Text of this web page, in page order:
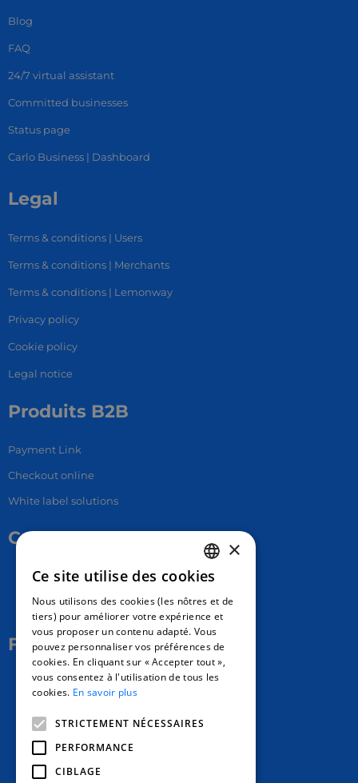
Blog
FAQ
24/7 virtual assistant
Committed businesses
Status page
Carlo Business | Dashboard
Legal
Terms & conditions | Users
Terms & conditions | Merchants
Terms & conditions | Lemonway
Privacy policy
Cookie policy
Legal notice
Produits B2B
Payment Link
Checkout online
White label solutions
Contact Us
17 Av. Albert II, 98000​
hello@carloapp.com
Follow Us
Carlo App | Instagram
Carlo App | Linkedin
FRENCH
ENGLISH
SPANISH
×
Ce site utilise des cookies
Nous utilisons des cookies (les nôtres et de
tiers) pour améliorer votre expérience et
vous proposer un contenu adapté. Vous
pouvez personnaliser vos préférences de
cookies. En cliquant sur « Accepter tout »,
vous consentez à l'utilisation de tous les
cookies. En savoir plus
STRICTEMENT NÉCESSAIRES
PERFORMANCE
CIBLAGE